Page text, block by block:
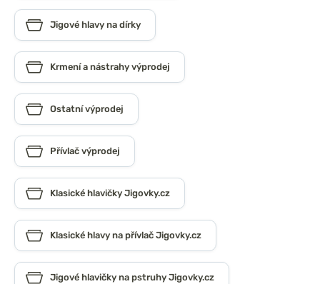
Jigové hlavy na dírky
Krmení a nástrahy výprodej
Ostatní výprodej
Přívlač výprodej
Klasické hlavičky Jigovky.cz
Klasické hlavy na přívlač Jigovky.cz
Jigové hlavičky na pstruhy Jigovky.cz